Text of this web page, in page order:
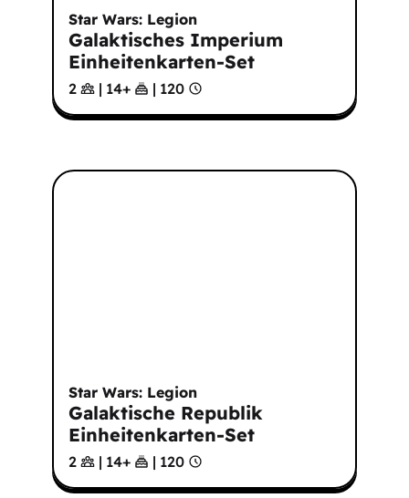
Star Wars: Legion
Galaktisches Imperium
Einheitenkarten-Set
2 | 14+ | 120
Star Wars: Legion
Galaktische Republik
Einheitenkarten-Set
2 | 14+ | 120